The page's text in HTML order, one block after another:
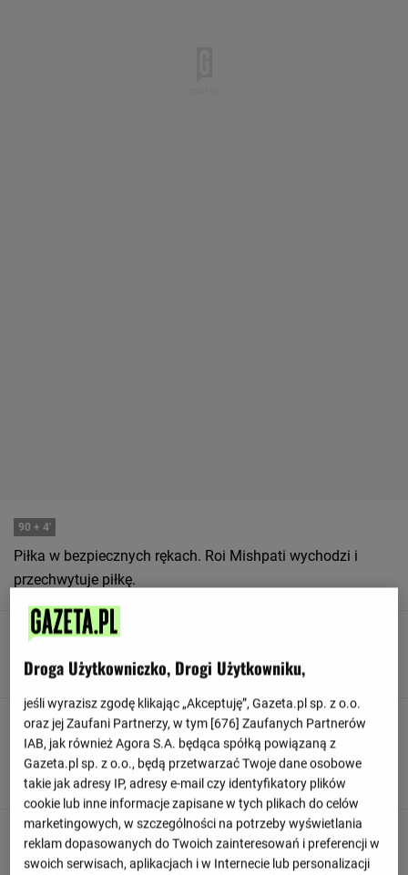
90 + 4'
Piłka w bezpiecznych rękach. Roi Mishpati wychodzi i
przechwytuje piłkę.
90+ 3'
Bramkarz wybija dla drużyny FC Midtjylland
90+ 3'
Ido Shahar strzela spoza pola karnego, ale nie niestety
niecelnie.
+ 2'
Han-Beom Lee groźnie fauluje i zostaje upomniany przez
Droga Użytkowniczko, Drogi Użytkowniku,
jeśli wyrazisz zgodę klikając „Akceptuję”, Gazeta.pl sp. z o.o.
oraz jej Zaufani Partnerzy, w tym [676] Zaufanych Partnerów
IAB, jak również Agora S.A. będąca spółką powiązaną z
Gazeta.pl sp. z o.o., będą przetwarzać Twoje dane osobowe
takie jak adresy IP, adresy e-mail czy identyfikatory plików
cookie lub inne informacje zapisane w tych plikach do celów
marketingowych, w szczególności na potrzeby wyświetlania
reklam dopasowanych do Twoich zainteresowań i preferencji w
swoich serwisach, aplikacjach i w Internecie lub personalizacji